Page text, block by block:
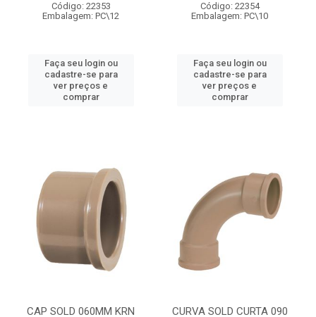
Código: 22353
Embalagem: PC\12
Faça seu login ou
cadastre-se para
ver preços e
comprar
Código: 22354
Embalagem: PC\10
Faça seu login ou
cadastre-se para
ver preços e
comprar
CAP SOLD 060MM KRN
CURVA SOLD CURTA 090